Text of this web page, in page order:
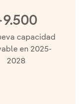
capacidad
en 2025-
2028